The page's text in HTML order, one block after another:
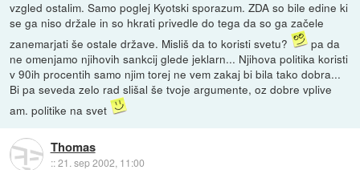
vzgled ostalim. Samo poglej Kyotski sporazum. ZDA so bile edine ki
se ga niso držale in so hkrati privedle do tega da so ga začele
zanemarjati še ostale države. Misliš da to koristi svetu?
pa da
ne omenjamo njihovih sankcij glede jeklarn... Njihova politika koristi
v 90ih procentih samo njim torej ne vem zakaj bi bila tako dobra...
Bi pa seveda zelo rad slišal še tvoje argumente, oz dobre vplive
am. politike na svet
Thomas
::21. sep 2002, 11:00